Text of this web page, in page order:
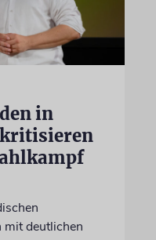
in
mit deutlichen